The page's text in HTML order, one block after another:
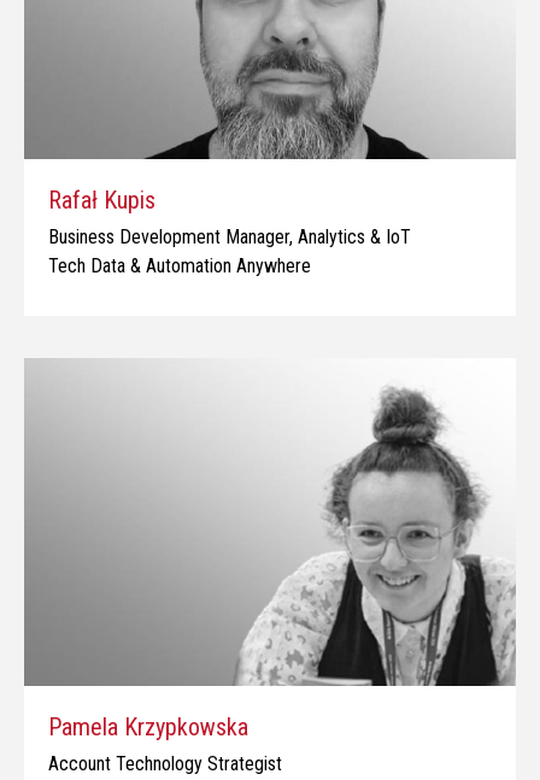
Rafał Kupis
Business Development Manager, Analytics & IoT
Tech Data & Automation Anywhere
Pamela Krzypkowska
Account Technology Strategist